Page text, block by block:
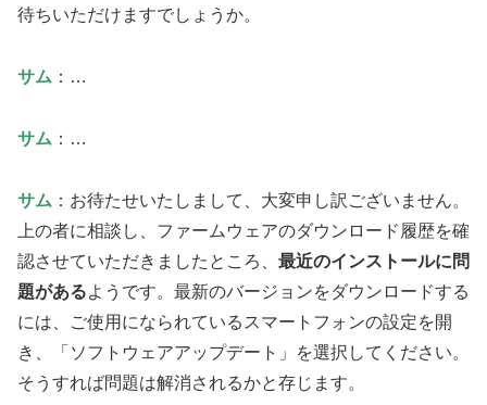
待ちいただけますでしょうか。
サム ：…
サム ：…
サム ：お待たせいたしまして、大変申し訳ございません。
上の者に相談し、ファームウェアのダウンロード履歴を確
認させていただきましたところ、 最近のインストールに問
題があるようです。最新のバージョンをダウンロードする
には、ご使用になられているスマートフォンの設定を開
き、「ソフトウェアアップデート」を選択してください。
そうすれば問題は解消されるかと存じます。